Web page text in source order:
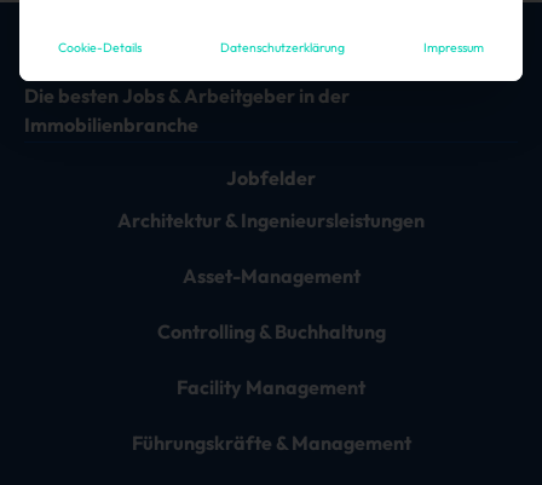
Die besten Jobs & Arbeitgeber in der
Immobilienbranche
Jobfelder
Architektur & Ingenieursleistungen
Asset-Management
Controlling & Buchhaltung
Facility Management
Führungskräfte & Management
Cookie-Details Datenschutzerklärung Impressum